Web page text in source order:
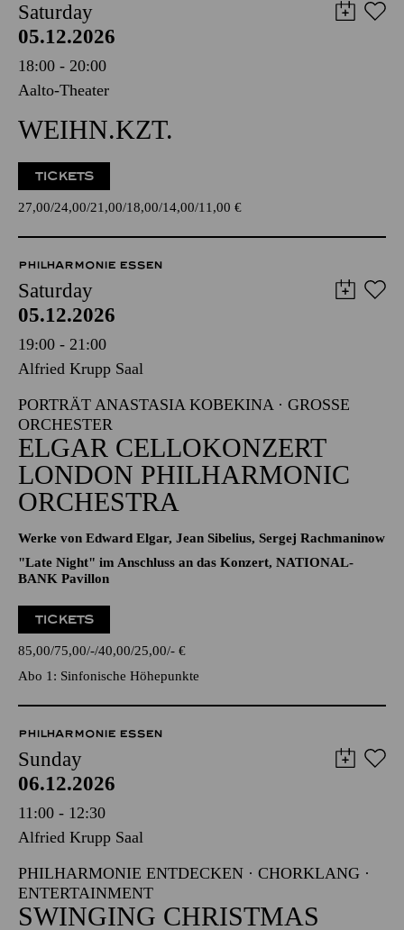
Saturday
05.12.2026
18:00 - 20:00
Aalto-Theater
WEIHN.KZT.
TICKETS
27,00 24,00 21,00 18,00 14,00 11,00 €
PHILHARMONIE ESSEN
Saturday
05.12.2026
19:00 - 21:00
Alfried Krupp Saal
PORTRÄT ANASTASIA KOBEKINA · GROSSE O
RCHESTER
ELGAR CELLOKONZERT
LONDON PHILHARMONIC
ORCHESTRA
Werke von Edward Elgar, Jean Sibelius, Sergej Rachmaninow
"Late Night" im Anschluss an das Konzert, NATIONAL-
BANK Pavillon
TICKETS
85,00 75,00 - 40,00 25,00 - €
Abo 1: Sinfonische Höhepunkte
PHILHARMONIE ESSEN
Sunday
06.12.2026
11:00 - 12:30
Alfried Krupp Saal
PHILHARMONIE ENTDECKEN · CHORKLANG ·
ENTERTAINMENT
SWINGING CHRISTMAS